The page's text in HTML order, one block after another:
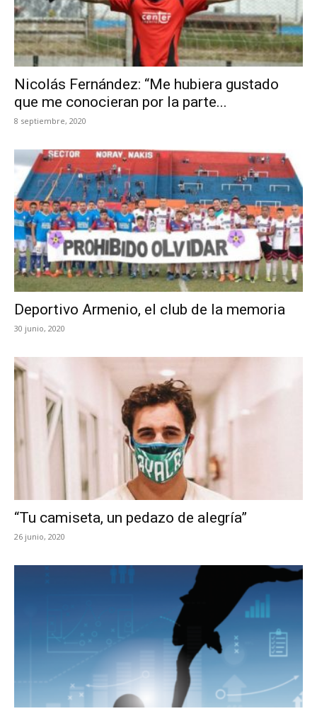
Nicolás Fernández: “Me hubiera gustado
que me conocieran por la parte...
8 septiembre, 2020
Deportivo Armenio, el club de la memoria
30 junio, 2020
“Tu camiseta, un pedazo de alegría”
26 junio, 2020